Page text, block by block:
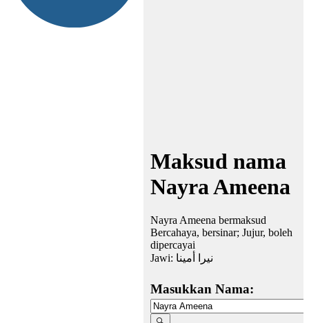
Maksud nama
Nayra Ameena
Nayra Ameena bermaksud
Bercahaya, bersinar; Jujur, boleh
dipercayai
Jawi: نيرا أمينا
Masukkan Nama: